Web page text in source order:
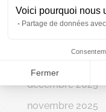
Voici pourquoi nous
Partage de données
Fermer
mars 2026
décembre 2025
novembre 2025